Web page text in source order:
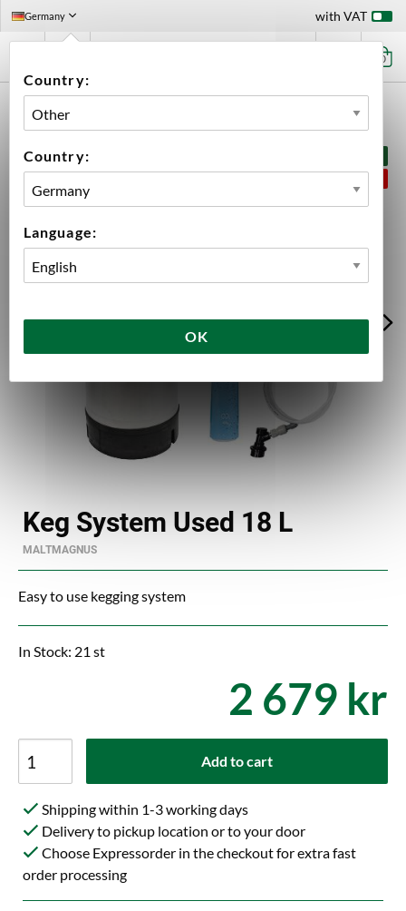
Germany
Country:
Country:
Language:
OK
with VAT
0
Keg System Used 18 L
MALTMAGNUS
Easy to use kegging system
In Stock: 21 st
2 679 kr
Add to cart
Shipping within 1-3 working days
Delivery to pickup location or to your door
Choose Expressorder in the checkout for extra fast
order processing